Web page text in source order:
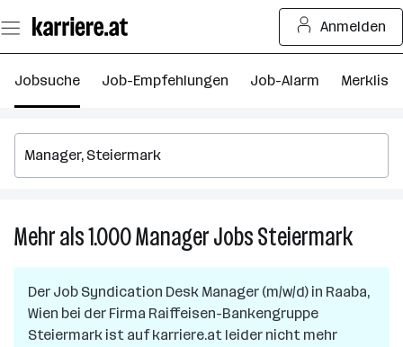
Seiteninhalt
springen
Anmelden
Jobsuche Job-Empfehlungen Job-Alarm Merkliste
Mehr als 1.000ManagerJobsSteiermarkMehr
Der Job Syndication Desk Manager (m/w/d) in Raaba,
Wien bei der Firma Raiffeisen-Bankengruppe
Steiermark ist auf karriere.at leider nicht mehr